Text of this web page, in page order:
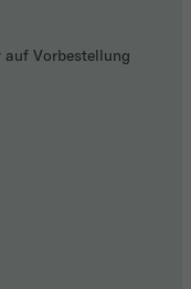
Vorbestellung